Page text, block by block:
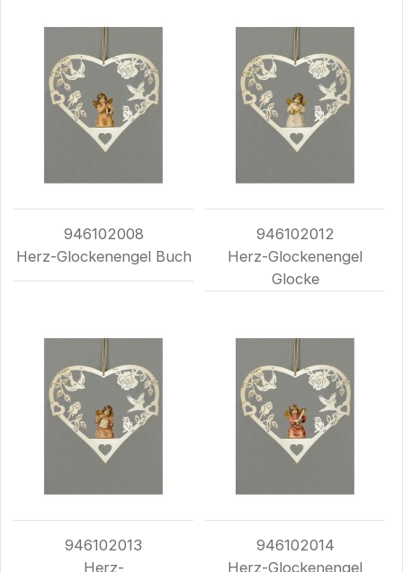
946102008
Herz-Glockenengel Buch
946102012
Herz-Glockenengel
Glocke
946102013
Herz-
946102014
Herz-Glockenengel